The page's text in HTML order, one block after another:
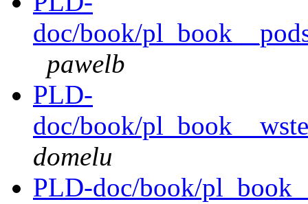
doc/book/
pawelb
PLD-
doc/book/
domelu
PLD-doc/book/